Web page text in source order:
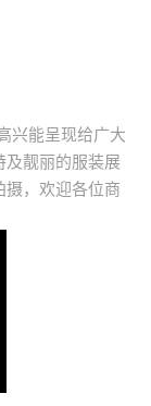
兴能呈现给广大
及靓丽的服装展
摄，欢迎各位商